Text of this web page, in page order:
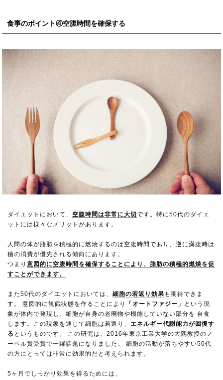
食事のポイント④空腹時間を確保する
ダイエットにおいて、 空腹時間は非常に大切です。特に50代のダイエ
ットには様々なメリットがあります。
人間の体が脂肪を積極的に燃焼するのは空腹時間であり、逆に満腹時は
糖の消費が優先される傾向にあります。
つまり意図的に空腹時間を確保することにより、脂肪の積極的燃焼を促
すことができます。
また50代のダイエットにおいては、細胞の若返り効果 も期待できま
す。 意図的に飢餓状態を作ることにより
「オートファジー」
という現
象が体内で発現し、細胞が自身の老廃物や機能していない部分を 自食
します。この現象を通じて細胞は若返り、 エネルギー代謝能力が回復す
る というものです。 この研究は、2016年東京工業大学の大隅教授のノ
ーベル賞受賞で一躍話題になりました。 細胞の活動が落ちやすい50代
の方にとっては非常に効果的だと考えられます。
5ヶ月でしっかり効果を得るためには、